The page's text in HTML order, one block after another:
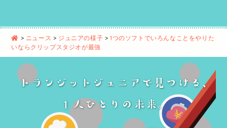
> ニュース > ジュニアの様子 >1つのソフトでいろんなことをやりた
いならクリップスタジオが最強